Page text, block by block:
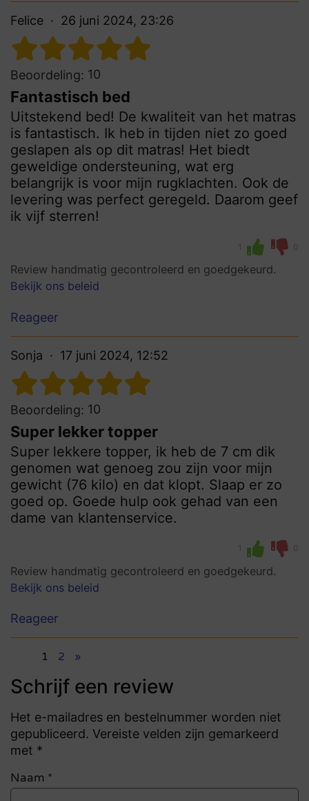
Felice 26 juni 2024, 23:26
Beoordeling: 10
Fantastisch bed
Uitstekend bed! De kwaliteit van het matras
is fantastisch. Ik heb in tijden niet zo goed
geslapen als op dit matras! Het biedt
geweldige ondersteuning, wat erg
belangrijk is voor mijn rugklachten. Ook de
levering was perfect geregeld. Daarom geef
ik vijf sterren!
1 0
Review handmatig gecontroleerd en goedgekeurd.
Bekijk ons beleid
Reageer
Sonja 17 juni 2024, 12:52
Beoordeling: 10
Super lekker topper
Super lekkere topper, ik heb de 7 cm dik
genomen wat genoeg zou zijn voor mijn
gewicht (76 kilo) en dat klopt. Slaap er zo
goed op. Goede hulp ook gehad van een
dame van klantenservice.
1 0
Review handmatig gecontroleerd en goedgekeurd.
Bekijk ons beleid
Reageer
1 2 »
Schrijf een review
Het e-mailadres en bestelnummer worden niet
gepubliceerd. Vereiste velden zijn gemarkeerd
met *
Naam *